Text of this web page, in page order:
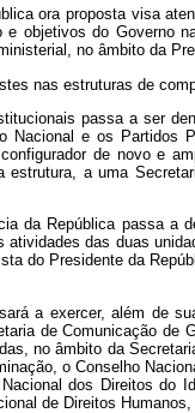
ora proposta visa
objetivos do Governo
no âmbito da
nas estruturas de
passa a ser
Nacional e os
de novo e
a uma
da República passa a
das duas
do Presidente da
a exercer, além de
de Comunicação de
no âmbito da
o Conselho
dos Direitos
de Direitos